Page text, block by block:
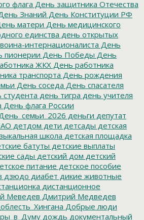
флага День защитника Отечества
Знаний День Конституции РФ
матери День медицинского
единства день открытых
интернационалиста День
пионерии День Победы День
ЖКХ День работника
транспорта День рождения
День соседа День спасателя
день тигра день учителя
День флага России
деньги депутат
детдом дети детсады детская
школа детская площадка
батуты детские выплаты
сады детский дом детский
питание детское пособие
дзюдо диабет дикие животные
дистанционное
Меведев Дмитрий Медведев
Добрые люди
дождь документальный